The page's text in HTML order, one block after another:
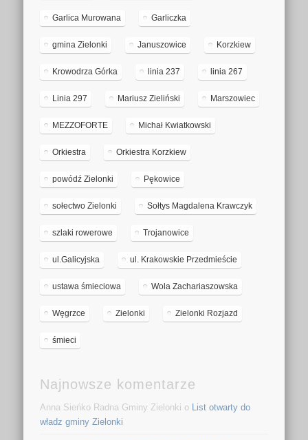
Garlica Murowana Garliczka
gmina Zielonki Januszowice Korzkiew
Krowodrza Górka linia 237 linia 267
Linia 297 Mariusz Zieliński Marszowiec
MEZZOFORTE Michał Kwiatkowski
Orkiestra Orkiestra Korzkiew
powódź Zielonki Pękowice
sołectwo Zielonki Sołtys Magdalena Krawczyk
szlaki rowerowe Trojanowice
ul.Galicyjska ul. Krakowskie Przedmieście
ustawa śmieciowa Wola Zachariaszowska
Węgrzce Zielonki Zielonki Rozjazd
śmieci
Najnowsze komentarze
Anna Sieńko Radna Gminy Zielonki o List otwarty do
władz gminy Zielonki